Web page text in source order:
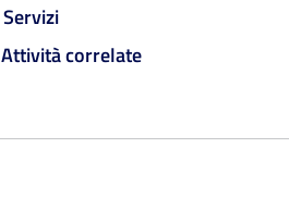
Servizi
Attività correlate